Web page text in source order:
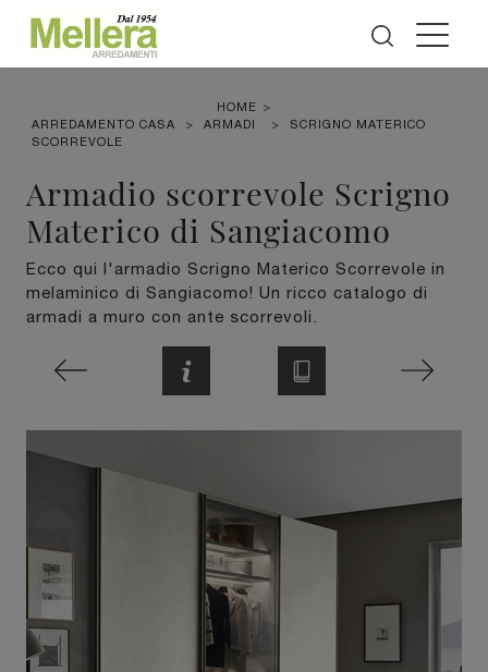
HOME >
ARREDAMENTO CASA
> ARMADI >
SCRIGNO MATERICO
SCORREVOLE
Armadio scorrevole Scrigno
Materico di Sangiacomo
Ecco qui l'armadio Scrigno Materico Scorrevole in
melaminico di Sangiacomo! Un ricco catalogo di
armadi a muro con ante scorrevoli.